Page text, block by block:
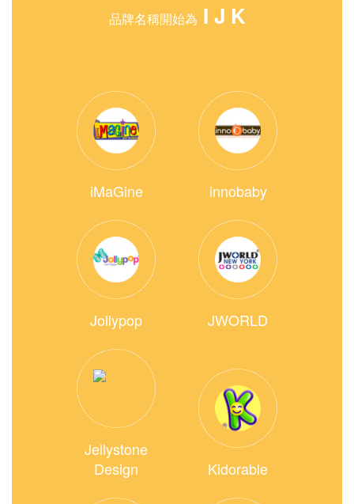
品牌名稱開始為 I J K
iMaGine innobaby
Jollypop JWORLD
Jellystone
Design
Kidorable